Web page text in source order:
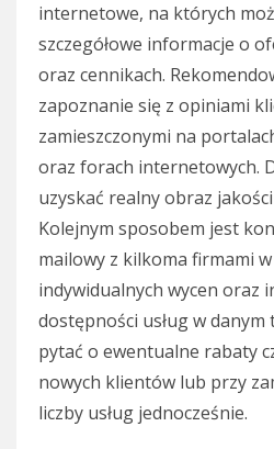
internetowe, na których
szczegółowe informacje o
oraz cennikach.
zapoznanie się z opiniami
zamieszczonymi na
oraz forach internetowych.
uzyskać realny obraz
Kolejnym sposobem jest
mailowy z kilkoma firmami
indywidualnych wycen oraz
dostępności usług w
pytać o ewentualne rabaty
nowych klientów lub przy
liczby usług jednocześnie.